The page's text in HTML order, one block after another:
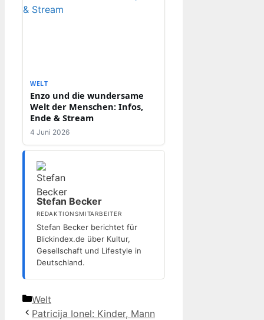
WELT
Enzo und die wundersame
Welt der Menschen: Infos,
Ende & Stream
4 Juni 2026
Stefan Becker
REDAKTIONSMITARBEITER
Stefan Becker berichtet für
Blickindex.de über Kultur,
Gesellschaft und Lifestyle in
Deutschland.
Kategorien
Welt
Patricija Ionel: Kinder, Mann